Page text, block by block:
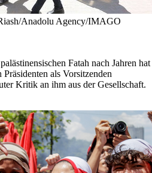
Anadolu Agency/IMAGO
Fatah nach Jahren hat
als Vorsitzenden
Kritik an ihm aus der Gesellschaft.